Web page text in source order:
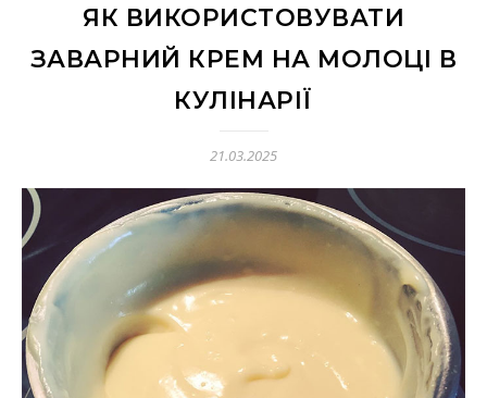
ЯК ВИКОРИСТОВУВАТИ
ЗАВАРНИЙ КРЕМ НА МОЛОЦІ В
КУЛІНАРІЇ
21.03.2025